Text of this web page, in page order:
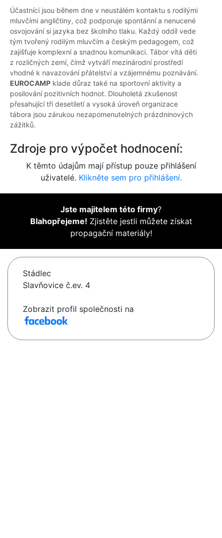
Účastníci jsou během dne v neustálém kontaktu s rodilými
mluvčími angličtiny, což podporuje spontánní a nenucené
osvojování si jazyka bez školního tlaku. Každý oddíl vede
tým tvořený rodilým mluvčím a českým pedagogem, což
zajišťuje komplexní a snadnou komunikaci. Tábor vítá děti
z rozličných zemí, čímž vytváří mezinárodní prostředí
vhodné k navazování přátelství a vzájemnému poznávání.
EUROCAMP klade důraz také na sportovní aktivity a
posilování pozitivních hodnot. Dlouholetá zkušenost
přesahující tři desetiletí a vysoká úroveň organizace
tábora jsou zárukou nezapomenutelných prázdninových
zážitků.
Zdroje pro výpočet hodnocení:
K těmto údajům mají přístup pouze přihlášení
uživatelé. Klikněte sem pro přihlášení.
Jste majitelem této firmy?
Blahopřejeme! Zjistěte jestli můžete získat
propagační materiály!
Stádlec
Slavňovice č.ev. 4
Zobrazit profil společnosti na